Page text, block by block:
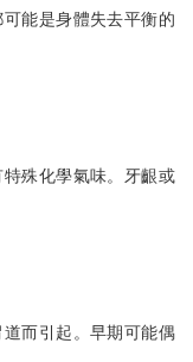
能是身體失去平衡的
殊化學氣味。牙齦或
而引起。早期可能偶